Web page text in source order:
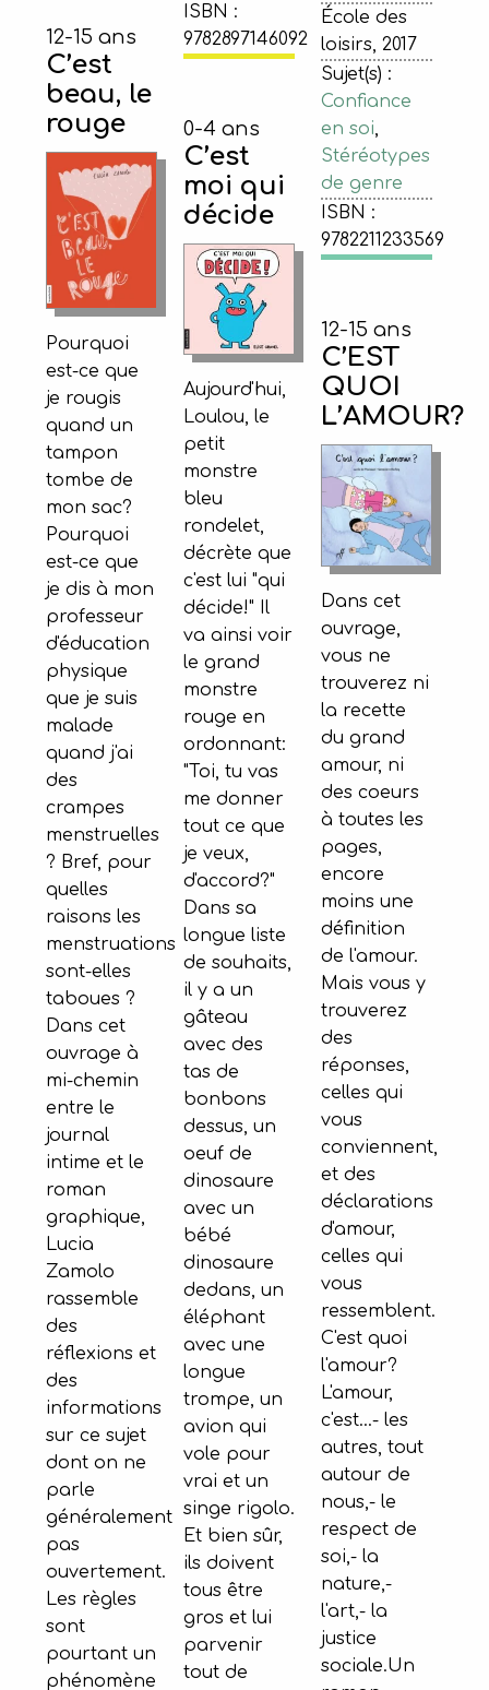
ISBN :
9782897146092
École des
loisirs, 2017
Sujet(s) :
Confiance
en soi,
Stéréotypes
de genre
ISBN :
9782211233569
12-15 ans
C’est
beau, le
rouge
Pourquoi
est-ce que
je rougis
quand un
tampon
tombe de
mon sac?
Pourquoi
est-ce que
je dis à mon
professeur
d'éducation
physique
que je suis
malade
quand j'ai
des
crampes
menstruelles
? Bref, pour
quelles
raisons les
menstruations
sont-elles
taboues ?
Dans cet
ouvrage à
mi-chemin
entre le
journal
intime et le
roman
graphique,
Lucia
Zamolo
rassemble
des
réflexions et
des
informations
sur ce sujet
dont on ne
parle
généralement
pas
ouvertement.
Les règles
sont
pourtant un
phénomène
0-4 ans
C’est
moi qui
décide
Aujourd'hui,
Loulou, le
petit
monstre
bleu
rondelet,
décrète que
c'est lui "qui
décide!" Il
va ainsi voir
le grand
monstre
rouge en
ordonnant:
"Toi, tu vas
me donner
tout ce que
je veux,
d'accord?"
Dans sa
longue liste
de souhaits,
il y a un
gâteau
avec des
tas de
bonbons
dessus, un
oeuf de
dinosaure
avec un
bébé
dinosaure
dedans, un
éléphant
avec une
longue
trompe, un
avion qui
vole pour
vrai et un
singe rigolo.
Et bien sûr,
ils doivent
tous être
gros et lui
parvenir
tout de
12-15 ans
C’EST
QUOI
L’AMOUR?
Dans cet
ouvrage,
vous ne
trouverez ni
la recette
du grand
amour, ni
des coeurs
à toutes les
pages,
encore
moins une
définition
de l'amour.
Mais vous y
trouverez
des
réponses,
celles qui
vous
conviennent,
et des
déclarations
d'amour,
celles qui
vous
ressemblent.
C'est quoi
l'amour?
L'amour,
c'est...- les
autres, tout
autour de
nous,- le
respect de
soi,- la
nature,-
l'art,- la
justice
sociale.Un